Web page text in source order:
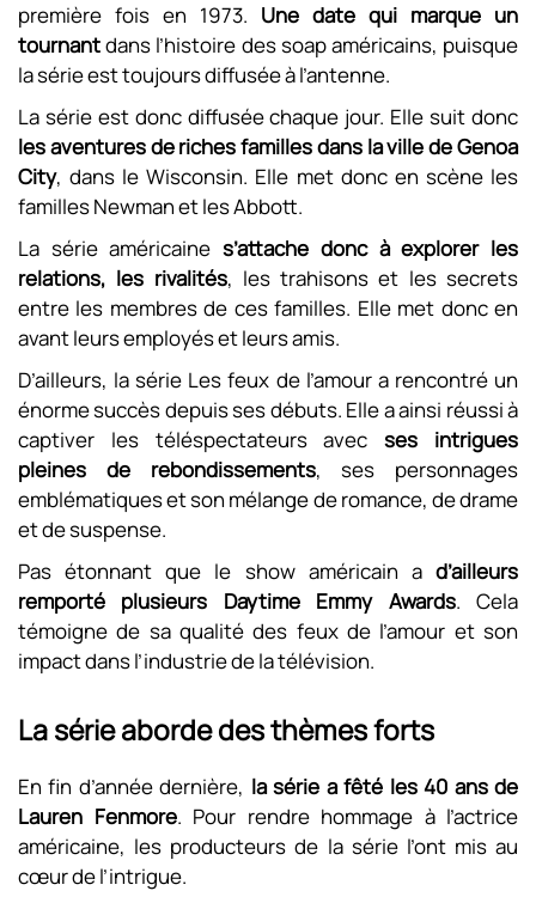
première fois en 1973. Une date qui marque un
tournantdans l’histoire des soap américains, puisque
la série est toujours diffusée à l’antenne.
La série est donc diffusée chaque jour. Elle suit donc
les aventures de riches familles dans la ville de Genoa
City, dans le Wisconsin. Elle met donc en scène les
familles Newman et les Abbott.
La série américaines’attache donc à explorer les
relations, les rivalités, les trahisons et les secrets
entre les membres de ces familles. Elle met donc en
avant leurs employés et leurs amis.
D’ailleurs, la série Les feux de l’amour a rencontré un
énorme succès depuis ses débuts. Elle a ainsi réussi à
captiver les téléspectateurs avecses intrigues
pleines de rebondissements, ses personnages
emblématiques et son mélange de romance, de drame
et de suspense.
Pas étonnant que le show américain a d’ailleurs
remporté plusieurs Daytime Emmy Awards. Cela
témoigne de sa qualité des feux de l’amour et son
impact dans l’industrie de la télévision.
La série aborde des thèmes forts
En fin d’année dernière, la série a fêté les 40 ans de
Lauren Fenmore. Pour rendre hommage à l’actrice
américaine, les producteurs de la série l’ont mis au
cœur de l’intrigue.